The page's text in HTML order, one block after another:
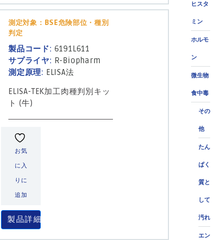
ヒスタ
ミン
ホルモ
ン
微生物
食中毒
その
他
たん
ぱく
質と
して
汚れ
エン
測定対象：BSE危険部位・種別
判定
製品コード: 6191L611
サプライヤ: R-Biopharm
測定原理: ELISA法
ELISA-TEK加工肉種判別キッ
ト (牛)
お気
に入
りに
追加
製品詳細